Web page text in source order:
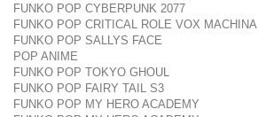
FUNKO POP CYBERPUNK 2077
FUNKO POP CRITICAL ROLE VOX MACHINA
FUNKO POP SALLYS FACE
POP ANIME
FUNKO POP TOKYO GHOUL
FUNKO POP FAIRY TAIL S3
FUNKO POP MY HERO ACADEMY